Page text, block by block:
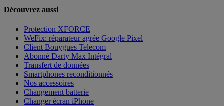
Découvrez aussi
Protection XFORCE
WeFix: réparateur agrée Google Pixel
Client Bouygues Telecom
Abonné Darty Max Intégral
Transfert de données
Smartphones reconditionnés
Nos accessoires
Changement batterie
Changer écran iPhone